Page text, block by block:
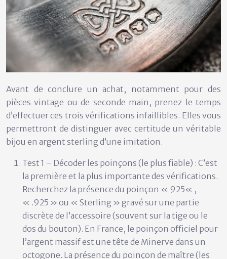
Avant de conclure un achat, notamment pour des
pièces vintage ou de seconde main, prenez le temps
d’effectuer ces trois vérifications infaillibles. Elles vous
permettront de distinguer avec certitude un véritable
bijou en argent sterling d’une imitation.
Test 1 – Décoder les poinçons (le plus fiable) : C’est
la première et la plus importante des vérifications.
Recherchez la présence du poinçon « 925« ,
« .925 » ou « Sterling » gravé sur une partie
discrète de l’accessoire (souvent sur la tige ou le
dos du bouton). En France, le poinçon officiel pour
l’argent massif est une tête de Minerve dans un
octogone. La présence du poinçon de maître (les